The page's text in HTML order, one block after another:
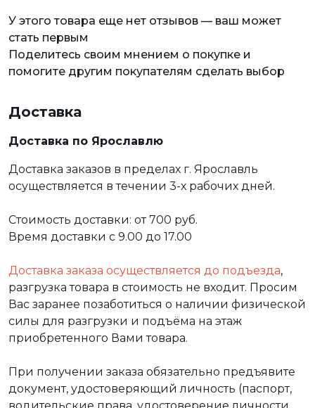
У этого товара еще нет отзывов — ваш может
стать первым
Поделитесь своим мнением о покупке и
помогите другим покупателям сделать выбор
Доставка
Доставка по Ярославлю
Доставка заказов в пределах г. Ярославль
осуществляется в течении 3-х рабочих дней.
Стоимость доставки: от 700 руб.
Время доставки с 9.00 до 17.00
Доставка заказа осуществляется до подъезда,
разгрузка товара в стоимость не входит. Просим
Вас заранее позаботиться о наличии физической
силы для разгрузки и подъёма на этаж
приобретенного Вами товара.
При получении заказа обязательно предъявите
документ, удостоверяющий личность (паспорт,